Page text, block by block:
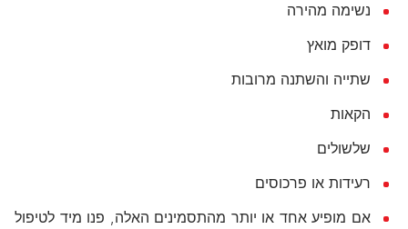
נשימה מהירה
דופק מואץ
שתייה והשתנה מרובות
הקאות
שלשולים
רעידות או פרכוסים
אם מופיע אחד או יותר מהתסמינים האלה, פנו מיד לטיפול